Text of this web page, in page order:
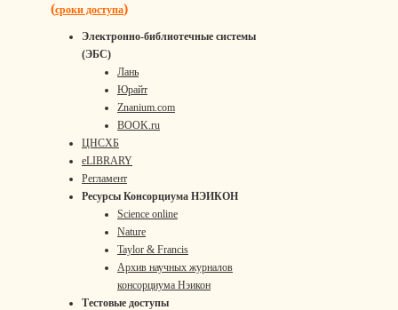
(сроки доступа)
Электронно-библиотечные системы
(ЭБС)
Лань
Юрайт
Znanium.com
BOOK.ru
ЦНСХБ
eLIBRARY
Регламент
Ресурсы Консорциума НЭИКОН
Science online
Nature
Taylor & Francis
Архив научных журналов
консорциума Нэикон
Тестовые доступы